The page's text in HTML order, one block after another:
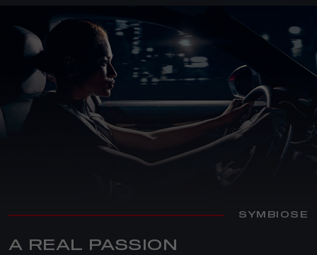
SYMBIOSE
A REAL PASSION